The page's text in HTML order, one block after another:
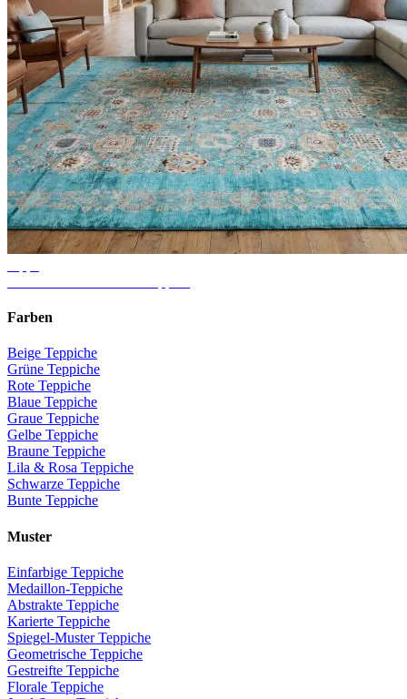
Farben
Beige Teppiche
Grüne Teppiche
Rote Teppiche
Blaue Teppiche
Graue Teppiche
Gelbe Teppiche
Braune Teppiche
Lila & Rosa Teppiche
Schwarze Teppiche
Bunte Teppiche
Muster
Einfarbige Teppiche
Medaillon-Teppiche
Abstrakte Teppiche
Karierte Teppiche
Spiegel-Muster Teppiche
Geometrische Teppiche
Gestreifte Teppiche
Florale Teppiche